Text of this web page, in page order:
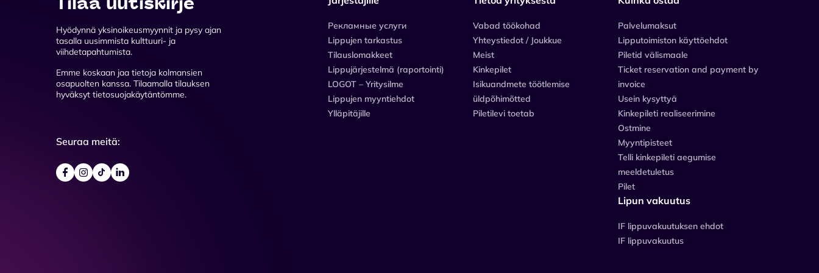
Hyödynnä yksinoikeusmyynnit ja pysy ajan
tasalla uusimmista kulttuuri- ja
viihdetapahtumista.
Emme koskaan jaa tietoja kolmansien
osapuolten kanssa. Tilaamalla tilauksen
hyväksyt tietosuojakäytäntömme.
Seuraa meitä:
Рекламные услуги
Lippujen tarkastus
Tilauslomakkeet
Lippujärjestelmä (raportointi)
LOGOT – Yritysilme
Lippujen myyntiehdot
Ylläpitäjille
Vabad töökohad
Yhteystiedot / Joukkue
Meist
Kinkepilet
Isikuandmete töötlemise
üldpõhimõtted
Piletilevi toetab
Palvelumaksut
Lipputoimiston käyttöehdot
Piletid välismaale
Ticket reservation and payment by
invoice
Usein kysyttyä
Kinkepileti realiseerimine
Ostmine
Myyntipisteet
Telli kinkepileti aegumise
meeldetuletus
Pilet
Lipun vakuutus
IF lippuvakuutuksen ehdot
IF lippuvakuutus